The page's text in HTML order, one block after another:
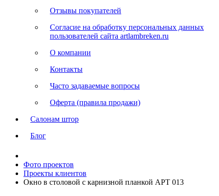
Отзывы покупателей
Согласие на обработку персональных данных
пользователей сайта artlambreken.ru
О компании
Контакты
Часто задаваемые вопросы
Оферта (правила продажи)
Салонам штор
Блог
Фото проектов
Проекты клиентов
Окно в столовой с карнизной планкой АРТ 013